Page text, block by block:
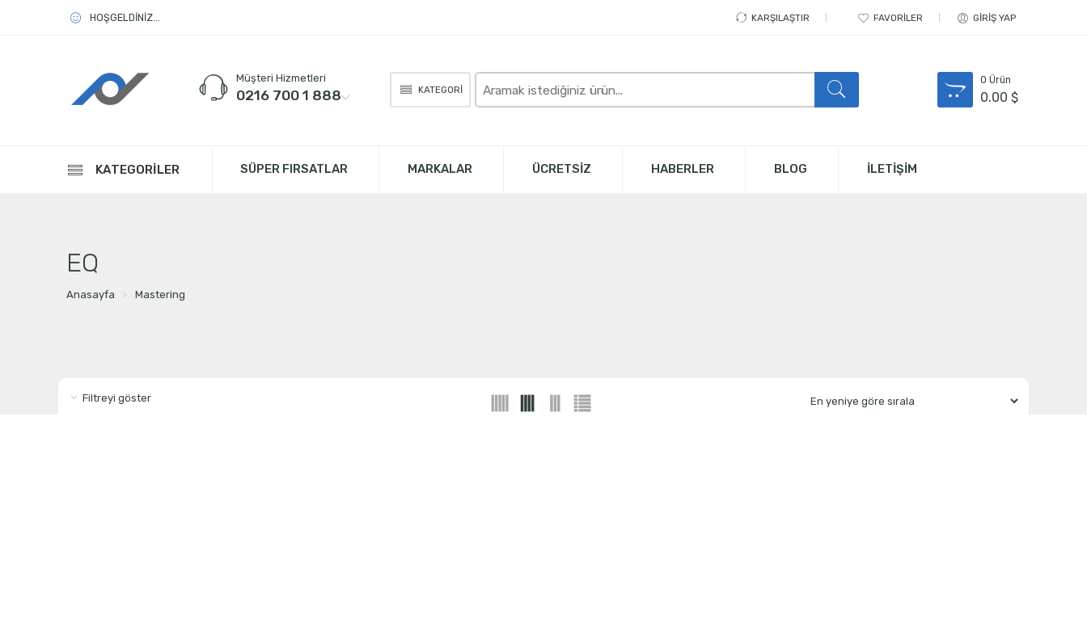
HOŞGELDİNİZ... KARŞILAŞTIR FAVORILER GIRIŞ YAP
Müşteri Hizmetleri
0216 700 1 888 KATEGORİ
Burada
arayın
0 Ürün
0.00$
KATEGORİLER SÜPER FIRSATLAR MARKALAR ÜCRETSİZ HABERLER BLOG İLETİŞİM
EQ
Anasayfa Mastering
Filtreyi göster